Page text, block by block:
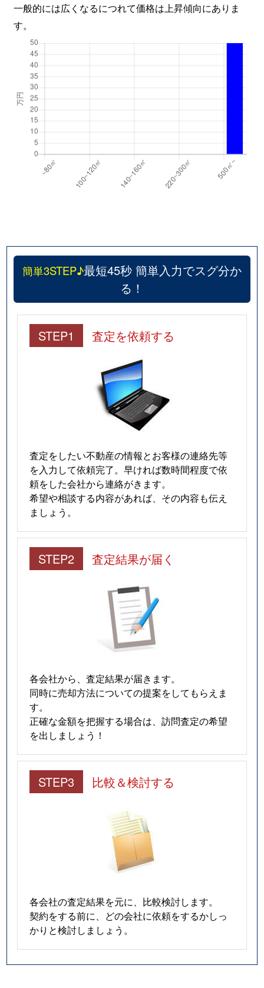
一般的には広くなるにつれて価格は上昇傾向にありま
す。
簡単3STEP♪最短45秒 簡単入力でスグ分か
る！
STEP1 査定を依頼する
査定をしたい不動産の情報とお客様の連絡先等
を入力して依頼完了。早ければ数時間程度で依
頼をした会社から連絡がきます。
希望や相談する内容があれば、その内容も伝え
ましょう。
STEP2 査定結果が届く
各会社から、査定結果が届きます。
同時に売却方法についての提案をしてもらえま
す。
正確な金額を把握する場合は、訪問査定の希望
を出しましょう！
STEP3 比較＆検討する
各会社の査定結果を元に、比較検討します。
契約をする前に、どの会社に依頼をするかしっ
かりと検討しましょう。